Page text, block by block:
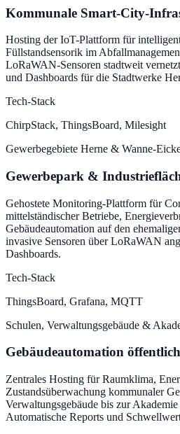
Kommunale Smart-City-
Hosting der IoT-Plattform für
Füllstandsensorik im
LoRaWAN-Sensoren stadtweit
und Dashboards für die Stadtwerke
Tech-Stack
ChirpStack, ThingsBoard, Milesight
Gewerbegebiete Herne & Wanne-
Gewerbepark &
Gehostete Monitoring-Plattform für
mittelständischer Betriebe,
Gebäudeautomation auf den
invasive Sensoren über LoRaWAN
Dashboards.
Tech-Stack
ThingsBoard, Grafana, MQTT
Schulen, Verwaltungsgebäude &
Gebäudeautomation
Zentrales Hosting für Raumklima,
Zustandsüberwachung kommunaler
Verwaltungsgebäude bis zur
Automatische Reports und